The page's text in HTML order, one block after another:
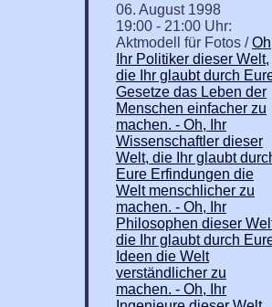
06. August 1998
19:00 - 21:00 Uhr:
Aktmodell für Fotos /
Ihr Politiker dieser Welt,
die Ihr glaubt durch
Gesetze das Leben der
Menschen einfacher zu
machen. - Oh, Ihr
Wissenschaftler dieser
Welt, die Ihr glaubt
Eure Erfindungen die
Welt menschlicher zu
machen. - Oh, Ihr
Philosophen dieser
die Ihr glaubt durch
Ideen die Welt
verständlicher zu
machen. - Oh, Ihr